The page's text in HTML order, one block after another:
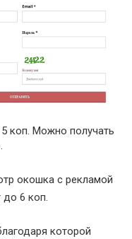
коп. Можно получать
окошка с рекламой
до 6 коп.
которой